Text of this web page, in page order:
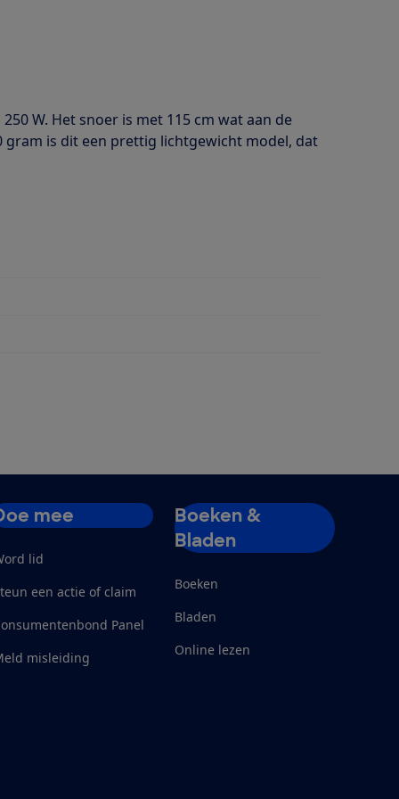
W. Het snoer is met 115 cm wat aan de
is dit een prettig lichtgewicht model, dat
mee
lid
een actie of claim
Panel
misleiding
Boeken &
Bladen
Boeken
Bladen
Online lezen